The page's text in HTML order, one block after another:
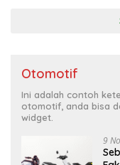
Otomotif
Ini adalah contoh
otomotif, anda bisa
widget.
9